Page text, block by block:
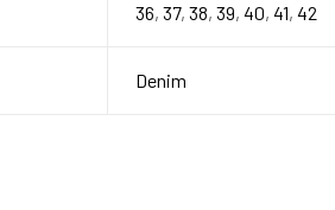
36, 37, 38, 39, 40, 41, 42
Denim